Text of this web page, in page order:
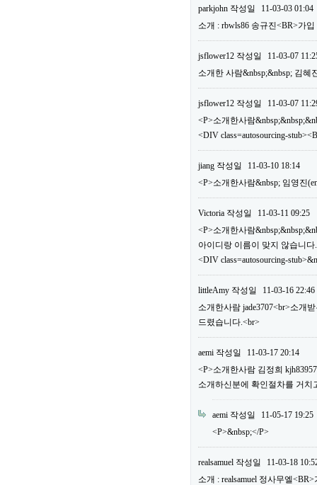
parkjohn 작성일
11-03-03 01:04
소개 : rbwls86 송규진<BR>가
jsflower12 작성일
11-03-07
소개한 사람&nbsp;&nbsp; 김혜
jsflower12 작성일
11-03-07
<P>소개한사람
<DIV class=autosourcing-
jiang 작성일
11-03-10 18:14
<P>소개한사람&nbsp; 임영진
Victoria 작성일
11-03-11 09:25
<P>소개한사람
아이디랑 이름이 맞지 않습니다.
<DIV class=autosourcing-
littleAmy 작성일
11-03-16 22:46
소개한사람 jade3707<br>소개
드렸습니다.<br>
aemi 작성일
11-03-17 20:14
<P>소개한사람 김정희
소개하신분에 확인절차를 거치
aemi 작성일
11-05-17 19:25
<P>&nbsp;</P>
realsamuel 작성일
11-03-18
소개 : realsamuel 정사무엘